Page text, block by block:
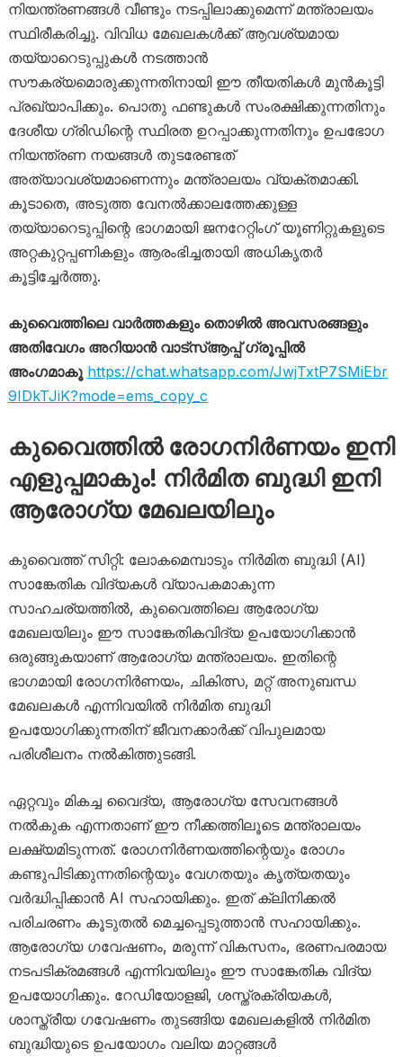
നിയന്ത്രണങ്ങൾ വീണ്ടും നടപ്പിലാക്കുമെന്ന് മന്ത്രാലയം
സ്ഥിരീകരിച്ചു. വിവിധ മേഖലകൾക്ക് ആവശ്യമായ
തയ്യാറെടുപ്പുകൾ നടത്താൻ
സൗകര്യമൊരുക്കുന്നതിനായി ഈ തീയതികൾ മുൻകൂട്ടി
പ്രഖ്യാപിക്കും. പൊതു ഫണ്ടുകൾ സംരക്ഷിക്കുന്നതിനും
ദേശീയ ഗ്രിഡിന്റെ സ്ഥിരത ഉറപ്പാക്കുന്നതിനും ഉപഭോഗ
നിയന്ത്രണ നയങ്ങൾ തുടരേണ്ടത്
അത്യാവശ്യമാണെന്നും മന്ത്രാലയം വ്യക്തമാക്കി.
കൂടാതെ, അടുത്ത വേനൽക്കാലത്തേക്കുള്ള
തയ്യാറെടുപ്പിന്റെ ഭാഗമായി ജനറേറ്റിംഗ് യൂണിറ്റുകളുടെ
അറ്റകുറ്റപ്പണികളും ആരംഭിച്ചതായി അധികൃതർ
കൂട്ടിച്ചേർത്തു.
കുവൈത്തിലെ വാർത്തകളും തൊഴിൽ അവസരങ്ങളും
അതിവേഗം അറിയാൻ വാട്സ്ആപ്പ് ഗ്രൂപ്പിൽ
അംഗമാകൂ https://chat.whatsapp.com/JwjTxtP7SMiEbr
9IDkTJiK?mode=ems_copy_c
കുവൈത്തിൽ രോ​ഗനിർണയം ഇനി
എളുപ്പമാകും! നിർമിത ബുദ്ധി ഇനി
ആരോഗ്യ മേഖലയിലും
കുവൈത്ത് സിറ്റി: ലോകമെമ്പാടും നിർമിത ബുദ്ധി (AI)
സാങ്കേതിക വിദ്യകൾ വ്യാപകമാകുന്ന
സാഹചര്യത്തിൽ, കുവൈത്തിലെ ആരോഗ്യ
മേഖലയിലും ഈ സാങ്കേതികവിദ്യ ഉപയോഗിക്കാൻ
ഒരുങ്ങുകയാണ് ആരോഗ്യ മന്ത്രാലയം. ഇതിന്റെ
ഭാഗമായി രോഗനിർണയം, ചികിത്സ, മറ്റ് അനുബന്ധ
മേഖലകൾ എന്നിവയിൽ നിർമിത ബുദ്ധി
ഉപയോഗിക്കുന്നതിന് ജീവനക്കാർക്ക് വിപുലമായ
പരിശീലനം നൽകിത്തുടങ്ങി.
ഏറ്റവും മികച്ച വൈദ്യ, ആരോഗ്യ സേവനങ്ങൾ
നൽകുക എന്നതാണ് ഈ നീക്കത്തിലൂടെ മന്ത്രാലയം
ലക്ഷ്യമിടുന്നത്. രോഗനിർണയത്തിന്റെയും രോഗം
കണ്ടുപിടിക്കുന്നതിന്റെയും വേഗതയും കൃത്യതയും
വർദ്ധിപ്പിക്കാൻ AI സഹായിക്കും. ഇത് ക്ലിനിക്കൽ
പരിചരണം കൂടുതൽ മെച്ചപ്പെടുത്താൻ സഹായിക്കും.
ആരോഗ്യ ഗവേഷണം, മരുന്ന് വികസനം, ഭരണപരമായ
നടപടിക്രമങ്ങൾ എന്നിവയിലും ഈ സാങ്കേതിക വിദ്യ
ഉപയോഗിക്കും. റേഡിയോളജി, ശസ്ത്രക്രിയകൾ,
ശാസ്ത്രീയ ഗവേഷണം തുടങ്ങിയ മേഖലകളിൽ നിർമിത
ബുദ്ധിയുടെ ഉപയോഗം വലിയ മാറ്റങ്ങൾ